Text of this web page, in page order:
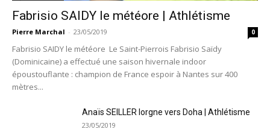
Fabrisio SAIDY le météore | Athlétisme
Pierre Marchal - 23/05/2019 0
Fabrisio SAIDY le météore Le Saint-Pierrois Fabrisio Saïdy
(Dominicaine) a effectué une saison hivernale indoor
époustouflante : champion de France espoir à Nantes sur 400
mètres...
Anaïs SEILLER lorgne vers Doha | Athlétisme
23/05/2019